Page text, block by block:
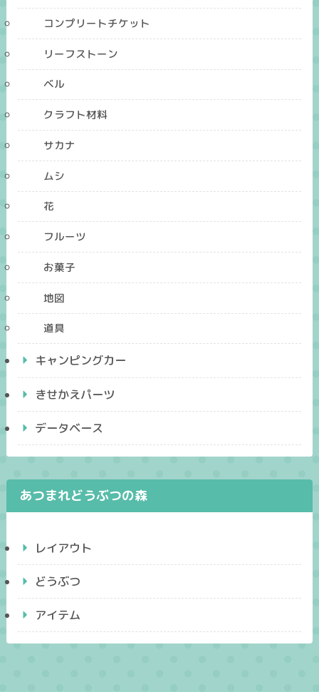
コンプリートチケット
リーフストーン
ベル
クラフト材料
サカナ
ムシ
花
フルーツ
お菓子
地図
道具
キャンピングカー
きせかえパーツ
データベース
あつまれどうぶつの森
レイアウト
どうぶつ
アイテム